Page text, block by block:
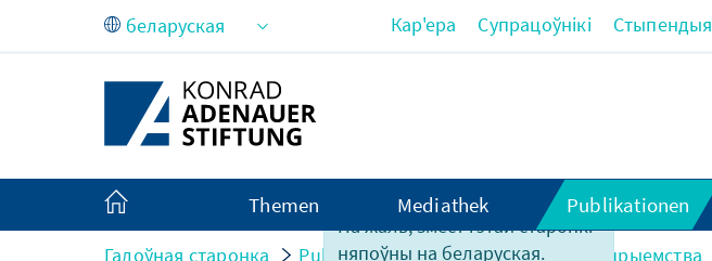
Skip to Main Content
На жаль, змест гэтай старонкі
няпоўны на беларуская.
Кар'ера Супрацоўнікі Стыпендыя
Themen Mediathek Publikationen
Галоўная старонка Publikationen Артыкулы да мерапрыемства